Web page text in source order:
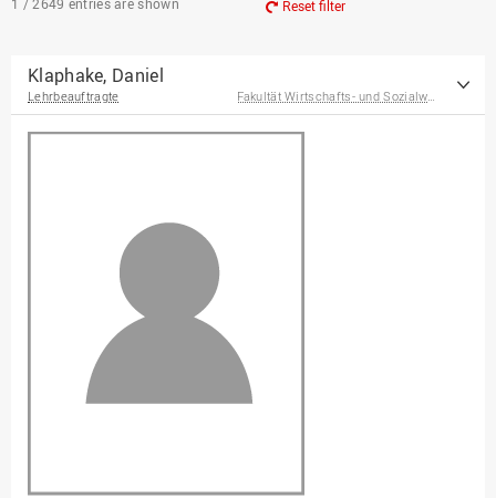
EU-Büro
Fakultät
Agrarwissenschaften und
und Informatik
Fakultät Management,
Kultur und Technik
Fakultät Wirtschafts- und
Sozialwissenschaften
Finanzen
Reset filter
Klaphake, Daniel
Lehrbeauftragte